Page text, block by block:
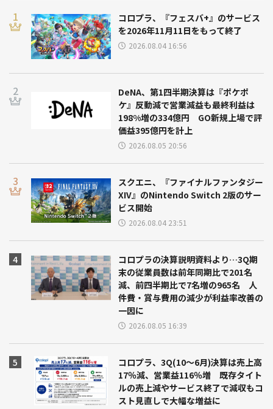
コロプラ、『フェスバ+』のサービス
を2026年11月11日をもって終了
2026.08.04 16:56
DeNA、第1四半期決算は『ポケポ
ケ』反動減で営業減益も最終利益は
198%増の334億円 GO新規上場で評
価益395億円を計上
2026.08.05 20:56
スクエニ、『ファイナルファンタジー
XIV』のNintendo Switch 2版のサー
ビス開始
2026.08.04 23:51
コロプラの決算説明資料より…3Q期
末の従業員数は前年同期比で201名
減、前四半期比で7名増の965名 人
件費・賞与費用の減少が利益率改善の
一因に
2026.08.05 16:39
コロプラ、3Q(10～6月)決算は売上高
17％減、営業益116％増 既存タイト
ルの売上減やサービス終了で減収もコ
スト見直しで大幅な増益に